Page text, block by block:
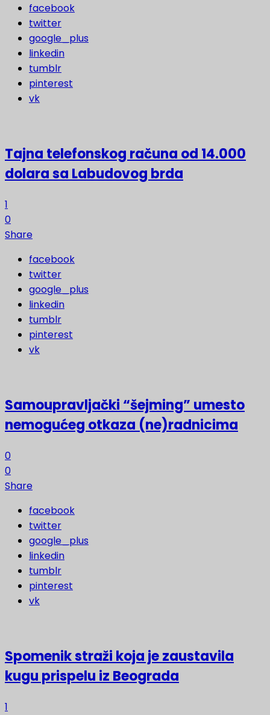
facebook
twitter
google_plus
linkedin
tumblr
pinterest
vk
Tajna telefonskog računa od 14.000
dolara sa Labudovog brda
1
0
Share
facebook
twitter
google_plus
linkedin
tumblr
pinterest
vk
Samoupravljački “šejming” umesto
nemogućeg otkaza (ne)radnicima
0
0
Share
facebook
twitter
google_plus
linkedin
tumblr
pinterest
vk
Spomenik straži koja je zaustavila
kugu prispelu iz Beograda
1